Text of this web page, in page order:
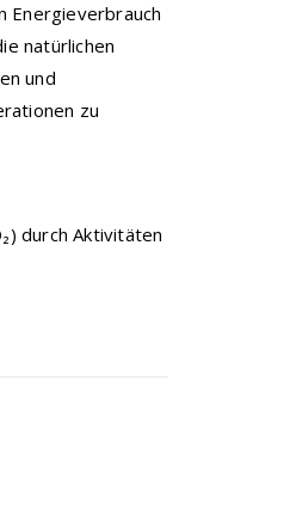
Energieverbrauch
natürlichen
und
zu
durch Aktivitäten